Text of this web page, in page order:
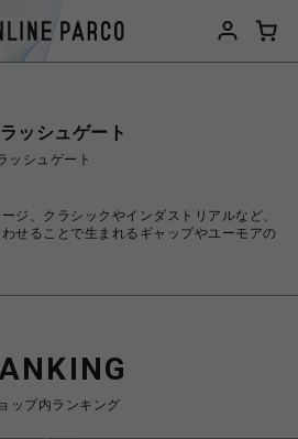
ッシュゲート
ッシュゲート
ジ、クラシックやインダストリアルなど、
せることで生まれるギャップやユーモアの
ップ内ランキング